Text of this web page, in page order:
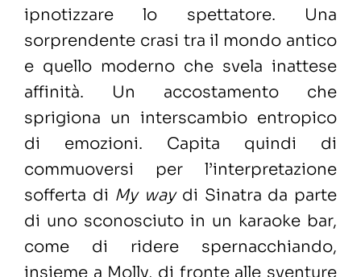
ipnotizzare lo spettatore. Una
sorprendente crasi tra il mondo antico
e quello moderno che svela inattese
affinità. Un accostamento che
sprigiona un interscambio entropico
di emozioni. Capita quindi di
commuoversi per l’interpretazione
sofferta di My way di Sinatra da parte
di uno sconosciuto in un karaoke bar,
come di ridere spernacchiando,
insieme a Molly, di fronte alle sventure